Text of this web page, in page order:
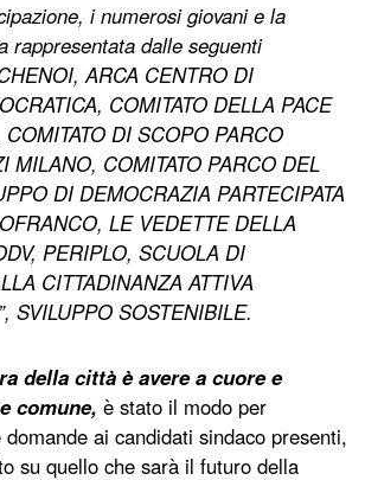
i numerosi giovani e la
rappresentata dalle seguenti
ARCA CENTRO DI
COMITATO DELLA PACE
DI SCOPO PARCO
MILANO, COMITATO PARCO DEL
DI DEMOCRAZIA PARTECIPATA
LE VEDETTE DELLA
PERIPLO, SCUOLA DI
CITTADINANZA ATTIVA
SVILUPPO SOSTENIBILE.
della città è avere a cuore e
comune, è stato il modo per
ai candidati sindaco presenti,
su quello che sarà il futuro della